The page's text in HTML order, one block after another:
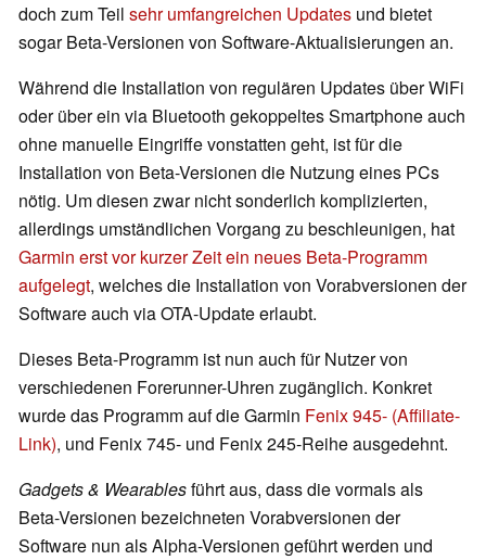
doch zum Teil sehr umfangreichen Updates und bietet
sogar Beta-Versionen von Software-Aktualisierungen an.
Während die Installation von regulären Updates über WiFi
oder über ein via Bluetooth gekoppeltes Smartphone auch
ohne manuelle Eingriffe vonstatten geht, ist für die
Installation von Beta-Versionen die Nutzung eines PCs
nötig. Um diesen zwar nicht sonderlich komplizierten,
allerdings umständlichen Vorgang zu beschleunigen, hat
Garmin erst vor kurzer Zeit ein neues Beta-Programm
aufgelegt, welches die Installation von Vorabversionen der
Software auch via OTA-Update erlaubt.
Dieses Beta-Programm ist nun auch für Nutzer von
verschiedenen Forerunner-Uhren zugänglich. Konkret
wurde das Programm auf die Garmin Fenix 945- (Affiliate-
Link), und Fenix 745- und Fenix 245-Reihe ausgedehnt.
Gadgets & Wearablesführt aus, dass die vormals als
Beta-Versionen bezeichneten Vorabversionen der
Software nun als Alpha-Versionen geführt werden und